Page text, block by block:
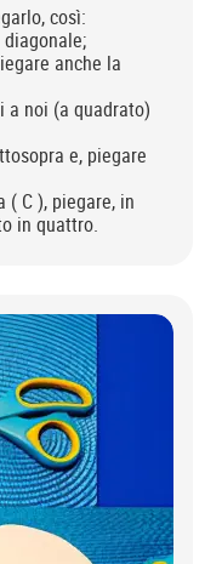
così:
anche la
a noi (a quadrato)
e, piegare
( C ), piegare, in
in quattro.